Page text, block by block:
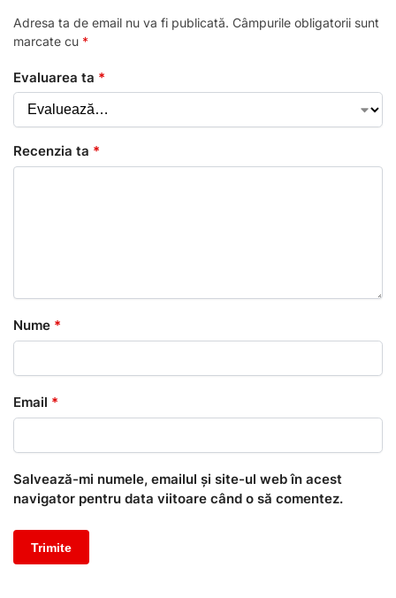
Adresa ta de email nu va fi publicată. Câmpurile obligatorii sunt
marcate cu *
Evaluarea ta *
Recenzia ta *
Nume *
Email *
Salvează-mi numele, emailul și site-ul web în acest
navigator pentru data viitoare când o să comentez.